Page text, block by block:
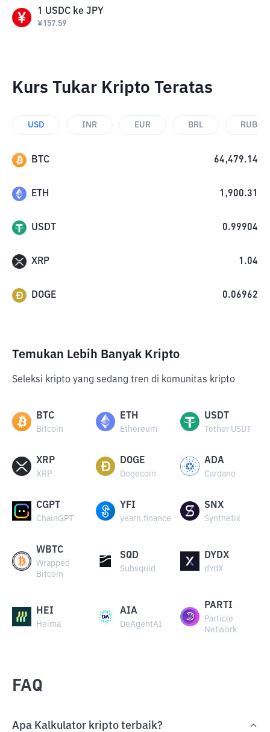
1 USDC ke JPY
¥157.59
Kurs Tukar Kripto Teratas
USD INR EUR BRL RUB
BTC 64,479.14
ETH 1,900.31
USDT 0.99904
XRP 1.04
DOGE 0.06962
Temukan Lebih Banyak Kripto
Seleksi kripto yang sedang tren di komunitas kripto
BTC
Bitcoin
ETH
Ethereum
USDT
Tether USDT
XRP
XRP
DOGE
Dogecoin
ADA
Cardano
CGPT
ChainGPT
YFI
yearn.finance
SNX
Synthetix
WBTC
Wrapped
Bitcoin
SQD
Subsquid
DYDX
dYdX
HEI
Heima
AIA
DeAgentAI
PARTI
Particle
Network
FAQ
Apa Kalkulator kripto terbaik?